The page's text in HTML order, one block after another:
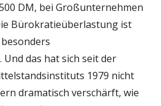
DM, bei Großunternehmen
Bürokratieüberlastung ist
das hat sich seit der
1979 nicht
dramatisch verschärft, wie